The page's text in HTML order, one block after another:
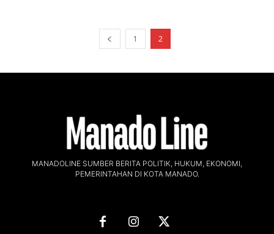
1 2
MANADOLINE SUMBER BERITA POLITIK, HUKUM, EKONOMI,
PEMERINTAHAN DI KOTA MANADO.